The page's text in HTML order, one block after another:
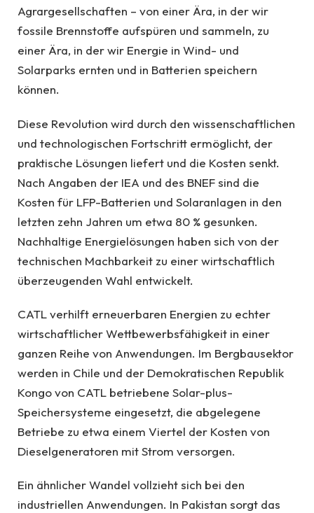
Agrargesellschaften – von einer Ära, in der wir
fossile Brennstoffe aufspüren und sammeln, zu
einer Ära, in der wir Energie in Wind- und
Solarparks ernten und in Batterien speichern
können.
Diese Revolution wird durch den wissenschaftlichen
und technologischen Fortschritt ermöglicht, der
praktische Lösungen liefert und die Kosten senkt.
Nach Angaben der IEA und des BNEF sind die
Kosten für LFP-Batterien und Solaranlagen in den
letzten zehn Jahren um etwa 80 % gesunken.
Nachhaltige Energielösungen haben sich von der
technischen Machbarkeit zu einer wirtschaftlich
überzeugenden Wahl entwickelt.
CATL verhilft erneuerbaren Energien zu echter
wirtschaftlicher Wettbewerbsfähigkeit in einer
ganzen Reihe von Anwendungen. Im Bergbausektor
werden in Chile und der Demokratischen Republik
Kongo von CATL betriebene Solar-plus-
Speichersysteme eingesetzt, die abgelegene
Betriebe zu etwa einem Viertel der Kosten von
Dieselgeneratoren mit Strom versorgen.
Ein ähnlicher Wandel vollzieht sich bei den
industriellen Anwendungen. In Pakistan sorgt das